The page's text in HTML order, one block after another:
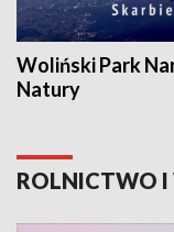
Woliński Park
Natury
ROLNICTWO I